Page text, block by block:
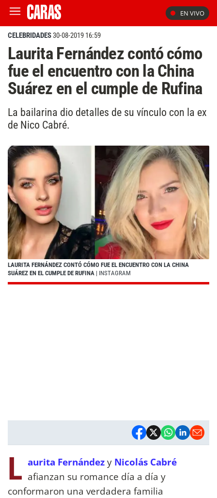
EN VIVO
CELEBRIDADES30-08-2019 16:59
Laurita Fernández contó cómo
fue el encuentro con la China
Suárez en el cumple de Rufina
La bailarina dio detalles de su vínculo con la ex
de Nico Cabré.
LAURITA FERNÁNDEZ CONTÓ CÓMO FUE EL ENCUENTRO CON LA CHINA
SUÁREZ EN EL CUMPLE DE RUFINA | INSTAGRAM
L aurita Fernándezy Nicolás Cabré
afianzan su romance día a día y
conformaron una verdadera familia